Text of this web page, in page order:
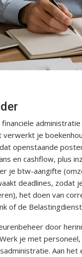
je
openstaande
en cashflow, plus
je btw-aangifte
deadlines, zodat
het doen van
of de
door
je met
Aan